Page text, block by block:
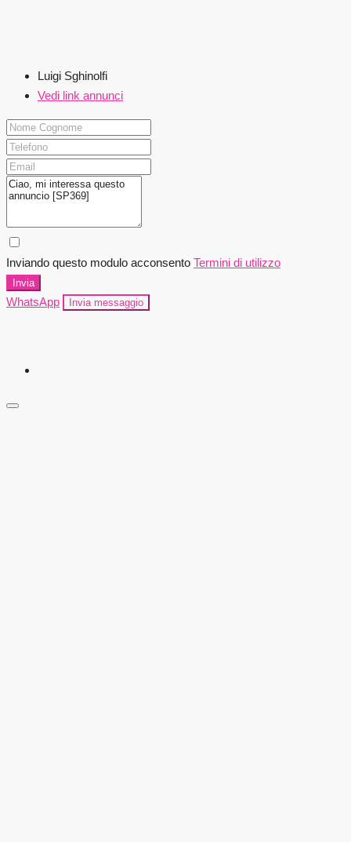
Luigi Sghinolfi
Vedi link annunci
Inviando questo modulo acconsento Termini di utilizzo
Invia
WhatsApp Invia messaggio